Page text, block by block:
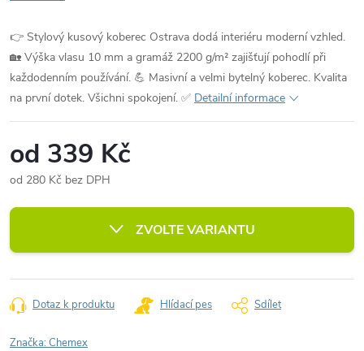
👉 Stylový kusový koberec Ostrava dodá interiéru moderní vzhled.
🏡 Výška vlasu 10 mm a gramáž 2200 g/m² zajišťují pohodlí při
každodenním používání. 💪 Masivní a velmi bytelný koberec. Kvalita
na první dotek. Všichni spokojení. ✅ Detailní informace
od 339 Kč
od 280 Kč bez DPH
cena:
ZVOLTE VARIANTU
Dotaz k produktu Hlídací pes Sdílet
Značka:Chemex